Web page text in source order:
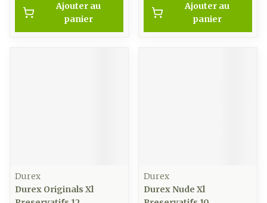
Ajouter au
panier
Ajouter au
panier
Durex
Durex Originals Xl
Durex
Durex Nude Xl